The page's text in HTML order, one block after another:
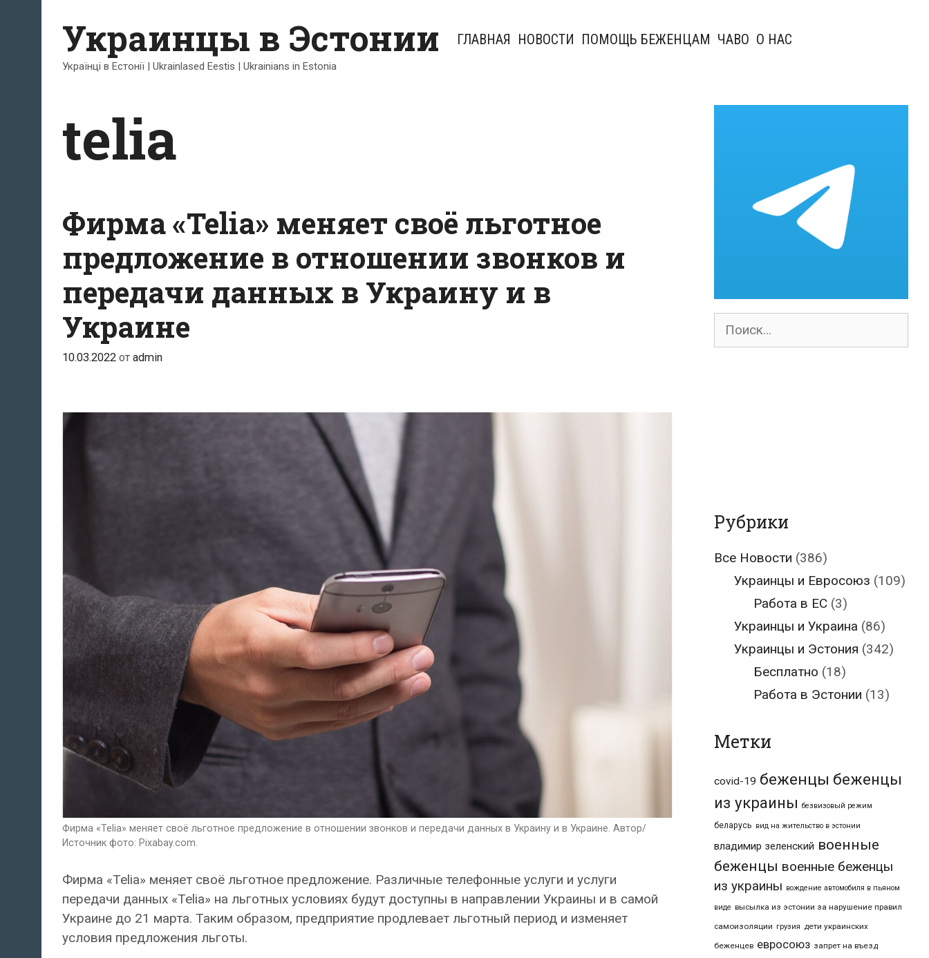
содержимому
Украинцы в Эстонии
Українці в Естонії | Ukrainlased Eestis | Ukrainians in Estonia
ГЛАВНАЯ НОВОСТИ ПОМОЩЬ БЕЖЕНЦАМ ЧАВО О НАС
telia
Фирма «Telia» меняет своё льготное
предложение в отношении звонков и
передачи данных в Украину и в
Украине
10.03.2022 от admin
Фирма «Telia» меняет своё льготное предложение в отношении звонков и передачи данных в Украину и в Украине. Автор/
Источник фото: Pixabay.com.
Фирма «Telia» меняет своё льготное предложение. Различные телефонные услуги и услуги
передачи данных «Telia» на льготных условиях будут доступны в направлении Украины и в самой
Украине до 21 марта. Таким образом, предприятие продлевает льготный период и изменяет
условия предложения льготы.
Поиск
Рубрики
Все Новости (386)
Украинцы и Евросоюз (109)
Работа в ЕС (3)
Украинцы и Украина (86)
Украинцы и Эстония (342)
Бесплатно (18)
Работа в Эстонии (13)
Метки
covid-19 беженцы беженцы
из украины безвизовый режим
беларусь вид на жительство в эстонии
владимир зеленский военные
беженцы военные беженцы
из украины вождение автомобиля в пьяном
виде высылка из эстонии за нарушение правил
самоизоляции грузия дети украинских
беженцев евросоюз запрет на въезд